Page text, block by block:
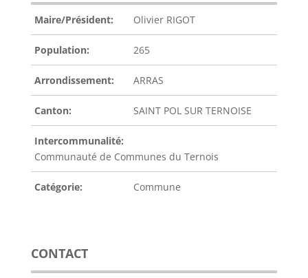
Maire/Président: Olivier RIGOT
Population: 265
Arrondissement: ARRAS
Canton: SAINT POL SUR TERNOISE
Intercommunalité:
Communauté de Communes du Ternois
Catégorie: Commune
CONTACT